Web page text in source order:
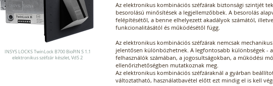
INSYS LOCKS TwinLock B700 BioPIN S 1.1
elektronikus széfzár készlet, VdS 2
Az elektronikus kombinációs széfzárak biztonsági szintjét
besorolású minősítések a legjellemzőbbek. A besorolás
felépítésétől, a benne elhelyezett akadályok számától,
funkcionalitásától és működésétől függ.
Az elektronikus kombinációs széfzárak nemcsak
jelentősen különbözhetnek. A legfontosabb különbségek -
felhasználók számában, a jogosultságokban, a működési
ellenőrizhetőségben mutatkoznak meg.
Az elektronikus kombinációs széfzáraknál a gyárban
változtatható, használatbavétel előtt ezt mindig el is kell